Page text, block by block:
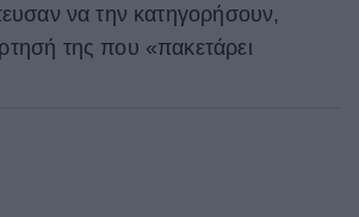
να την κατηγορήσουν,
της που «πακετάρει